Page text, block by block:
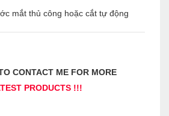
mắt thủ công hoặc cắt tự động